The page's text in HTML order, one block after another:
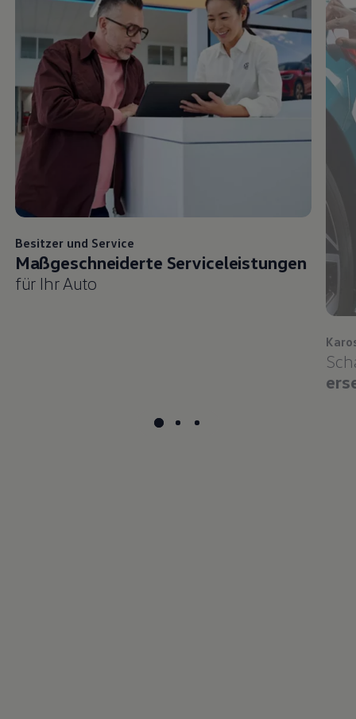
Besitzer und Service
Maßgeschneiderte Serviceleistungen
für Ihr Auto